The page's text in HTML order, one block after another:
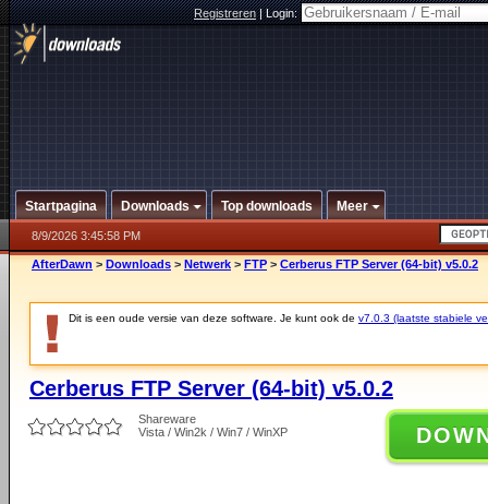
Registreren|Login:
Startpagina Downloads Top downloads Meer
8/9/2026 3:45:58 PM
AfterDawn > Downloads > Netwerk > FTP > Cerberus FTP Server (64-bit) v5.0.2
Dit is een oude versie van deze software. Je kunt ook de v7.0.3 (laatste stabiele
Cerberus FTP Server (64-bit) v5.0.2
Shareware
Vista / Win2k / Win7 / WinXP